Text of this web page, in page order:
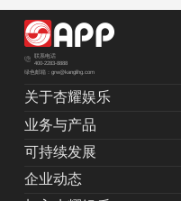
联系电话
400-2283-8888
绿色邮箱：grw@kanglihg.com
关于杏耀娱乐
业务与产品
可持续发展
企业动态